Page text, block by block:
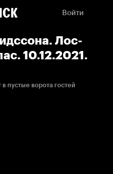
Войти
Лос-
10.12.2021.
пустые ворота гостей